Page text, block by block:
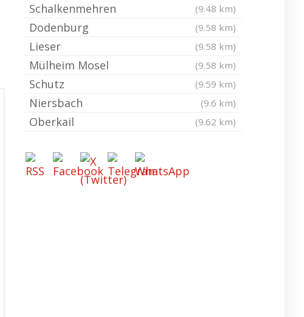
Schalkenmehren (9.48 km)
Dodenburg (9.58 km)
Lieser (9.58 km)
Mülheim Mosel (9.58 km)
Schutz (9.59 km)
Niersbach (9.6 km)
Oberkail (9.62 km)